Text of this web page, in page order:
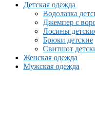
Детская одежда
Водолазка
Джемпер с
Лосины
Брюки детские
Свитшот
Женская одежда
Мужская одежда